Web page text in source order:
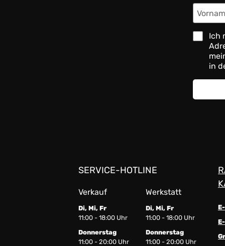
Ich
in
SERVICE-HOTLINE
Verkauf Werkstatt
Di, Mi, Fr
11:00 - 18:00 Uhr
Di, Mi, Fr
11:00 - 18:00 Uhr
Donnerstag
11:00 - 20:00 Uhr
Donnerstag
11:00 - 20:00 Uhr